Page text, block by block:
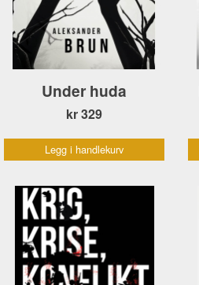
Under huda
kr 329
Legg i handlekurv